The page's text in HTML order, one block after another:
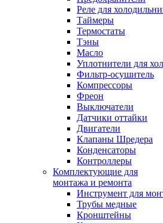
Реле для
Таймеры
Термостаты
Тэны
Масло
Уплотнители для
Фильтр-осушитель
Компрессоры
Фреон
Выключатели
Датчики оттайки
Двигатели
Клапаны Шредера
Конденсаторы
Контроллеры
Комплектующие для
монтажа и ремонта
Инструмент для
Трубы медные
Кронштейны